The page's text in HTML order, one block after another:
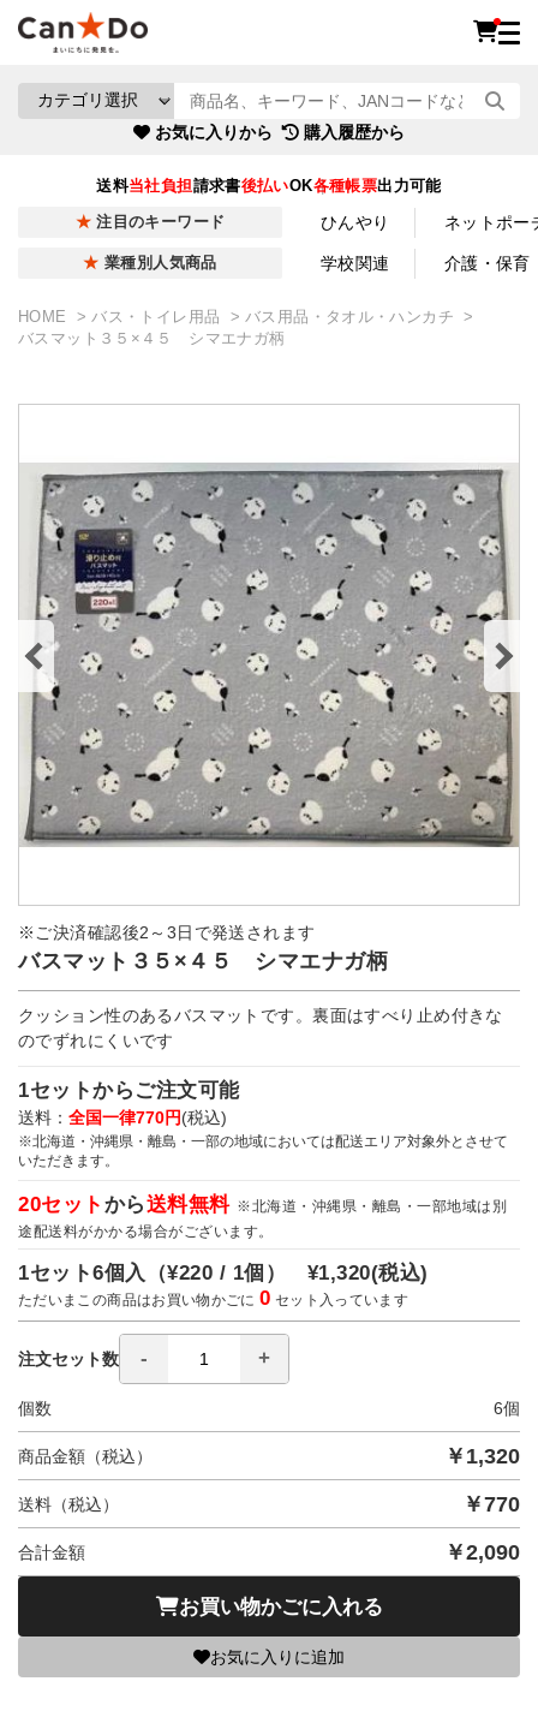
お気に入りから 購入履歴から
送料当社負担請求書後払いOK各種帳票出力可能
注目のキーワード ひんやり ネットポー
業種別人気商品 学校関連 介護・保育
HOME バス・トイレ用品
バス用品・タオル・ハンカチ
バスマット３５×４５ シマエナガ柄
※ご決済確認後2～3日で発送されます
バスマット３５×４５ シマエナガ柄
クッション性のあるバスマットです。裏面はすべり止め付きな
のでずれにくいです
1セットからご注文可能
送料： 全国一律770円(税込)
※北海道・沖縄県・離島・一部の地域においては配送エリア対象外とさせて
いただきます。
20セット から送料無料 ※北海道・沖縄県・離島・一部地域は別
途配送料がかかる場合がございます。
1セット6個入（¥220 / 1個） ¥1,320(税込)
ただいまこの商品はお買い物かごに0 セット入っています
注文セット数
個数 6個
商品金額（税込） ￥ 1,320
送料（税込） ￥770
合計金額 ￥2,090
お買い物かごに入れる
お気に入りに追加